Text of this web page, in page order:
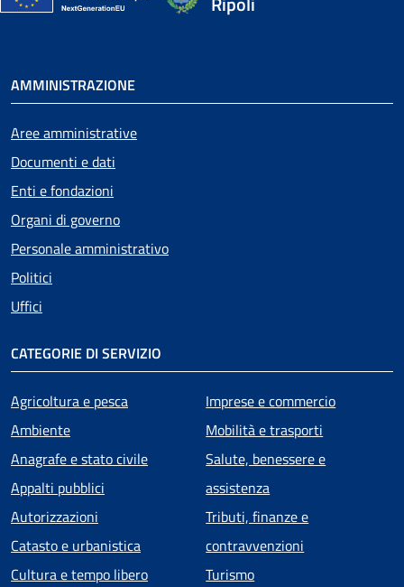
AMMINISTRAZIONE
Aree amministrative
Documenti e dati
Enti e fondazioni
Organi di governo
Personale amministrativo
Politici
Uffici
CATEGORIE DI SERVIZIO
Agricoltura e pesca
Ambiente
Anagrafe e stato civile
Appalti pubblici
Autorizzazioni
Catasto e urbanistica
Cultura e tempo libero
Imprese e commercio
Mobilità e trasporti
Salute, benessere e
assistenza
Tributi, finanze e
contravvenzioni
Turismo